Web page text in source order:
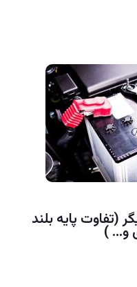
(تفاوت پایه بلند
و… )